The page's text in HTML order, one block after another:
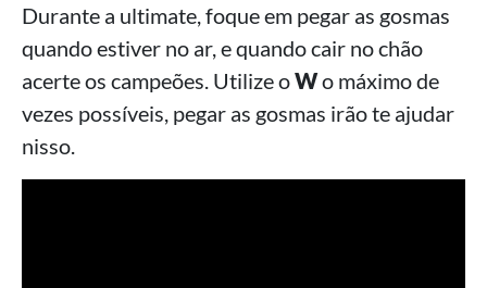
Durante a ultimate, foque em pegar as gosmas
quando estiver no ar, e quando cair no chão
acerte os campeões. Utilize oWo máximo de
vezes possíveis, pegar as gosmas irão te ajudar
nisso.